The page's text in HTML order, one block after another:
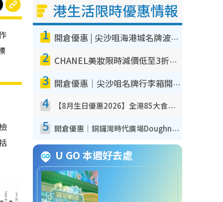
港生活限時優惠情報
1 開倉優惠 | 尖沙咀海港城名牌波鞋開倉低至1折！On鞋$899起／Joy&Peace鞋履$98起
2 CHANEL美妝限時減價低至3折！人氣粉底/唇膏/精華液低至$275！COCO香水都有平
3 開倉優惠｜尖沙咀名牌行李箱開倉低至4折！一連5日 American Tourister/ace./Hallmark $200起！
4 【8月生日優惠2026】全港85大食買玩著數攻略 自助餐/火鍋放題同行免費＋誠品/DONKI送現金券
5 開倉優惠｜銅鑼灣時代廣場Doughnut/Campo Marzio開倉低至1折！背囊、書包、手袋劈價$200起
U GO 本週好去處